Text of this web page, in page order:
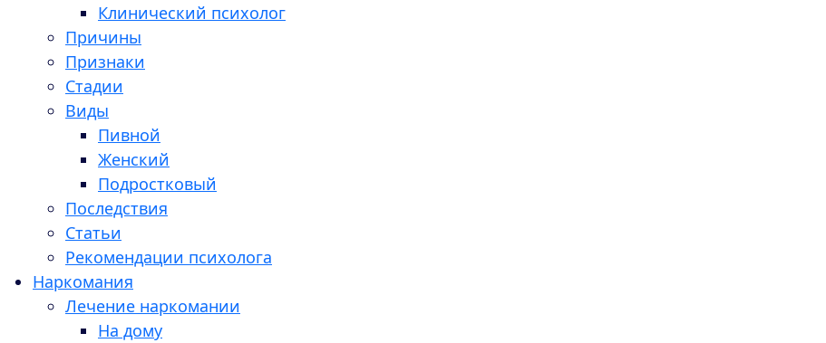
Клинический психолог
Причины
Признаки
Стадии
Виды
Пивной
Женский
Подростковый
Последствия
Статьи
Рекомендации психолога
Наркомания
Лечение наркомании
На дому